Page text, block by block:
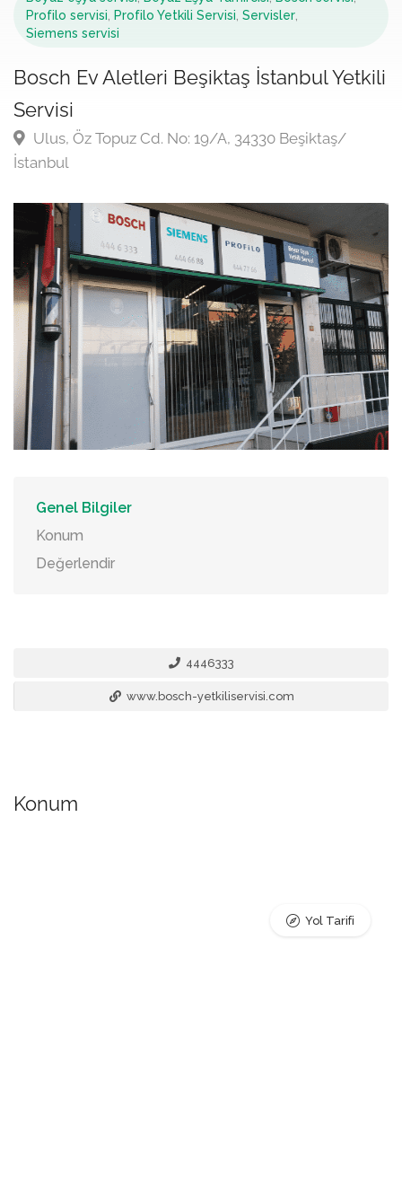
Profilo servisi
Profilo Yetkili Servisi Servisler
Siemens servisi
Bosch Ev Aletleri Beşiktaş İstanbul Yetkili
Servisi
Ulus, Öz Topuz Cd. No: 19/A, 34330 Beşiktaş/
İstanbul
Genel Bilgiler
Konum
Değerlendir
4446333
www.bosch-yetkiliservisi.com
Konum
Yol Tarifi